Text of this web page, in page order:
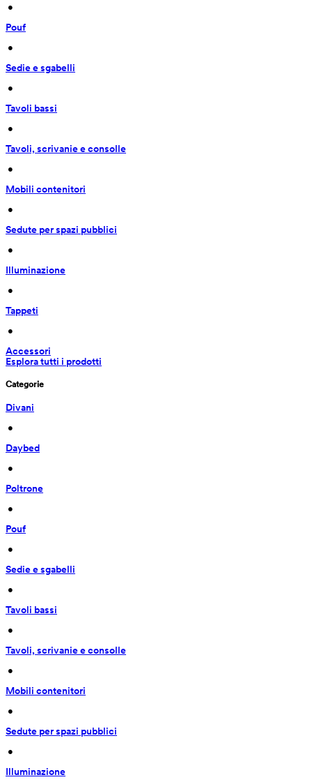
•
Pouf
•
Sedie e sgabelli
•
Tavoli bassi
•
Tavoli, scrivanie e consolle
•
Mobili contenitori
•
Sedute per spazi pubblici
•
Illuminazione
•
Tappeti
•
Accessori
Esplora tutti i prodotti
Categorie
Divani
•
Daybed
•
Poltrone
•
Pouf
•
Sedie e sgabelli
•
Tavoli bassi
•
Tavoli, scrivanie e consolle
•
Mobili contenitori
•
Sedute per spazi pubblici
•
Illuminazione